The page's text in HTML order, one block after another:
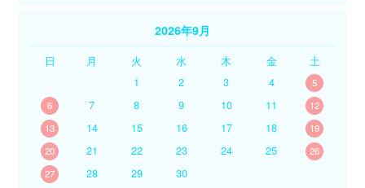
2026年9月
日 月 火 水 木 金
土
1
2 3 4
5
6
7 8 9 10 11
12
13
14 15 16 17 18
19
20
21 22 23 24 25
26
27
28 29 30